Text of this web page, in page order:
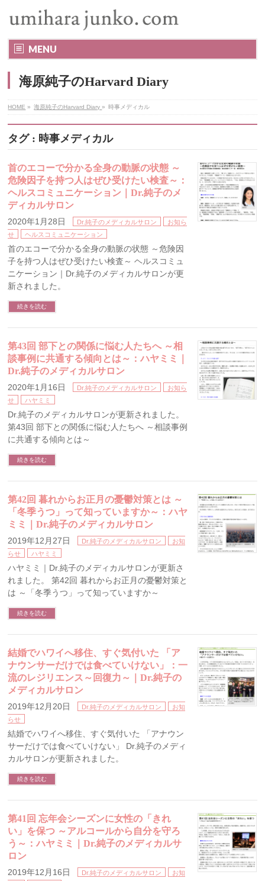
MENU
海原純子のHarvard Diary
HOME » 海原純子のHarvard Diary» 時事メディカル
タグ : 時事メディカル
首のエコーで分かる全身の動脈の状態 ～
危険因子を持つ人はぜひ受けたい検査～：
ヘルスコミュニケーション｜Dr.純子のメ
ディカルサロン
2020年1月28日 Dr.純子のメディカルサロン
お知ら
せ
ヘルスコミュニケーション
首のエコーで分かる全身の動脈の状態 ～危険因
子を持つ人はぜひ受けたい検査～ ヘルスコミュ
ニケーション｜Dr.純子のメディカルサロンが更
新されました。
続きを読む
第43回 部下との関係に悩む人たちへ ～相
談事例に共通する傾向とは～：ハヤミミ｜
Dr.純子のメディカルサロン
2020年1月16日 Dr.純子のメディカルサロン
お知ら
せ
ハヤミミ
Dr.純子のメディカルサロンが更新されました。
第43回 部下との関係に悩む人たちへ ～相談事例
に共通する傾向とは～
続きを読む
第42回 暮れからお正月の憂鬱対策とは ～
「冬季うつ」って知っていますか～：ハヤ
ミミ｜Dr.純子のメディカルサロン
2019年12月27日 Dr.純子のメディカルサロン
お知
らせ
ハヤミミ
ハヤミミ｜Dr.純子のメディカルサロンが更新さ
れました。 第42回 暮れからお正月の憂鬱対策と
は ～「冬季うつ」って知っていますか～
続きを読む
結婚でハワイへ移住、すぐ気付いた 「ア
ナウンサーだけでは食べていけない」：一
流のレジリエンス～回復力～｜Dr.純子の
メディカルサロン
2019年12月20日 Dr.純子のメディカルサロン
お知
らせ
結婚でハワイへ移住、すぐ気付いた 「アナウン
サーだけでは食べていけない」 Dr.純子のメディ
カルサロンが更新されました。
続きを読む
第41回 忘年会シーズンに女性の「きれ
い」を保つ ～アルコールから自分を守ろ
う～：ハヤミミ｜Dr.純子のメディカルサ
ロン
2019年12月16日 Dr.純子のメディカルサロン
お知